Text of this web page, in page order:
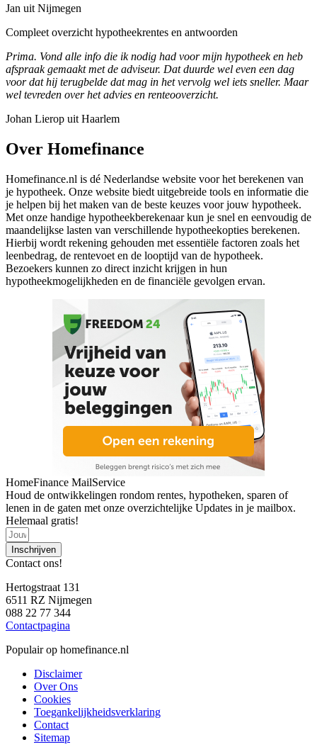
Jan uit Nijmegen
Compleet overzicht hypotheekrentes en antwoorden
Prima. Vond alle info die ik nodig had voor mijn hypotheek en heb
afspraak gemaakt met de adviseur. Dat duurde wel even een dag
voor dat hij terugbelde dat mag in het vervolg wel iets sneller. Maar
wel tevreden over het advies en renteooverzicht.
Johan Lierop uit Haarlem
Over Homefinance
Homefinance.nl is dé Nederlandse website voor het berekenen van
je hypotheek. Onze website biedt uitgebreide tools en informatie die
je helpen bij het maken van de beste keuzes voor jouw hypotheek.
Met onze handige hypotheekberekenaar kun je snel en eenvoudig de
maandelijkse lasten van verschillende hypotheekopties berekenen.
Hierbij wordt rekening gehouden met essentiële factoren zoals het
leenbedrag, de rentevoet en de looptijd van de hypotheek.
Bezoekers kunnen zo direct inzicht krijgen in hun
hypotheekmogelijkheden en de financiële gevolgen ervan.
HomeFinance MailService
Houd de ontwikkelingen rondom rentes, hypotheken, sparen of
lenen in de gaten met onze overzichtelijke Updates in je mailbox.
Helemaal gratis!
Inschrijven
Contact ons!
Hertogstraat 131
6511 RZ Nijmegen
088 22 77 344
Contactpagina
Populair op homefinance.nl
Disclaimer
Over Ons
Cookies
Toegankelijkheidsverklaring
Contact
Sitemap